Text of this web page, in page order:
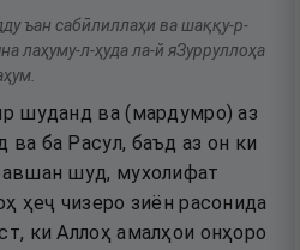
ъан сабӣлиллаҳи ва шаққу-р-
лаҳуму-л-ҳуда ла-й яЗурруллоҳа
шуданд ва (мардумро) аз
ба Расул, баъд аз он ки
шуд, мухолифат
ҳеҷ чизеро зиён расонида
ки Аллоҳ амалҳои онҳоро